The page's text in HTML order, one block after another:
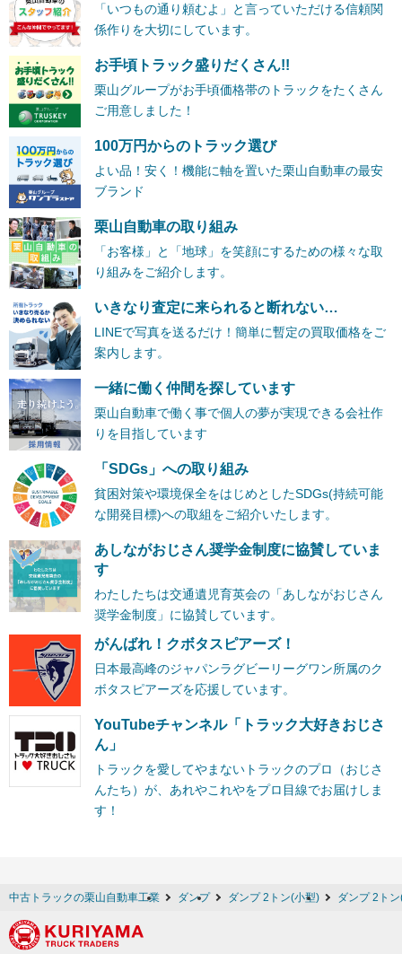
「いつもの通り頼むよ」と言っていただける信頼関
係作りを大切にしています。
お手頃トラック盛りだくさん!!
栗山グループがお手頃価格帯のトラックをたくさん
ご用意しました！
100万円からのトラック選び
よい品！安く！機能に軸を置いた栗山自動車の最安
ブランド
栗山自動車の取り組み
「お客様」と「地球」を笑顔にするための様々な取
り組みをご紹介します。
いきなり査定に来られると断れない…
LINEで写真を送るだけ！簡単に暫定の買取価格をご
案内します。
一緒に働く仲間を探しています
栗山自動車で働く事で個人の夢が実現できる会社作
りを目指しています
「SDGs」への取り組み
貧困対策や環境保全をはじめとしたSDGs(持続可能
な開発目標)への取組をご紹介いたします。
あしながおじさん奨学金制度に協賛していま
す
わたしたちは交通遺児育英会の「あしながおじさん
奨学金制度」に協賛しています。
がんばれ！クボタスピアーズ！
日本最高峰のジャパンラグビーリーグワン所属のク
ボタスピアーズを応援しています。
YouTubeチャンネル「トラック大好きおじさ
ん」
トラックを愛してやまないトラックのプロ（おじさ
んたち）が、あれやこれやをプロ目線でお届けしま
す！
中古トラックの栗山自動車工業 ダンプ ダンプ 2トン(小型) ダンプ 2ト